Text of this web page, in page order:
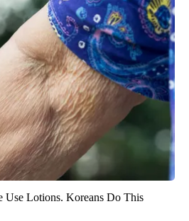
Use Lotions. Koreans Do This